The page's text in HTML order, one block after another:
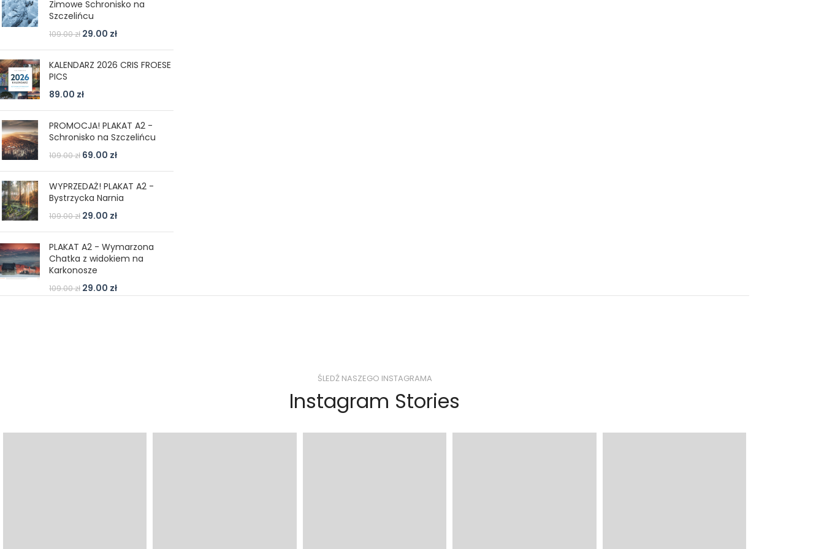
Zimowe Schronisko na
Szczelińcu
109.00zł 29.00 zł
KALENDARZ 2026 CRIS FROESE
PICS
89.00 zł
PROMOCJA! PLAKAT A2 -
Schronisko na Szczelińcu
109.00zł 69.00 zł
WYPRZEDAŻ! PLAKAT A2 -
Bystrzycka Narnia
109.00zł 29.00 zł
PLAKAT A2 - Wymarzona
Chatka z widokiem na
Karkonosze
109.00zł 29.00 zł
ŚLEDŹ NASZEGO INSTAGRAMA
Instagram Stories